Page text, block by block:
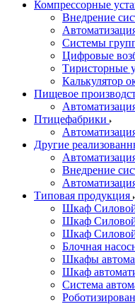
Компрессорные
Внедрение
Системы
Цифровые
Тиристорные
Калькулятор
Пищевое
Птицефабрики
Другие
Внедрение
Типовая продукция
Шкаф
Шкаф
Шкаф
Блочная
Шкафы
Шкаф
Система